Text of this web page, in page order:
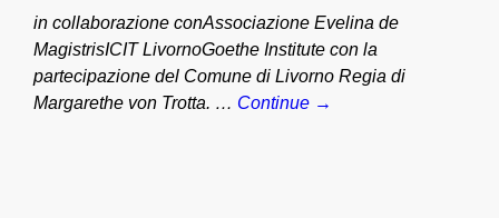
in collaborazione conAssociazione Evelina de
MagistrisICIT LivornoGoethe Institute con la
partecipazione del Comune di Livorno Regia di
Margarethe von Trotta. … Continue →